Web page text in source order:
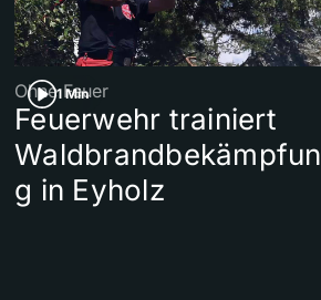
1 Min
Ohne Feuer
Feuerwehr trainiert
Waldbrandbekämpfun
g in Eyholz